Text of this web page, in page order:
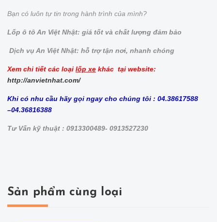
Bạn có luôn tự tin trong hành trình của mình?
Lốp ô tô An Việt Nhật: giá tốt và chất lượng đảm bảo
Dịch vụ An Việt Nhật: hỗ trợ tận nơi, nhanh chóng
Xem chi tiết các loại lốp xe khác tại website:
http://anvietnhat.com/
Khi có nhu cầu hãy gọi ngay cho chúng tôi : 04.38617588
–04.36816388
Tư Vấn kỹ thuật : 0913300489- 0913527230
Sản phẩm cùng loại